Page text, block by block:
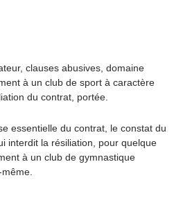
clauses abusives, domaine
à un club de sport à caractère
du contrat, portée.
essentielle du contrat, le constat du
interdit la résiliation, pour quelque
à un club de gymnastique